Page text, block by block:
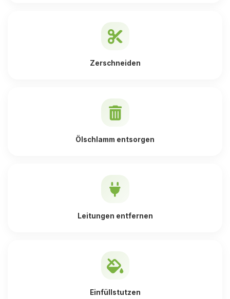
Zerschneiden
Ölschlamm entsorgen
Leitungen entfernen
Einfüllstutzen